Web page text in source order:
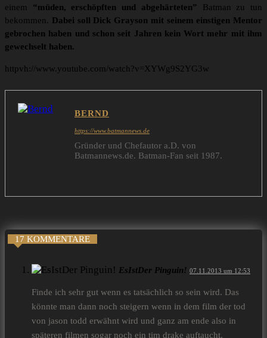
einem “müden, erschöpften und abgehärteten” Batman zu tun
bekommen. Dabei soll Dick Grayson mit seinem einstigen Mentor
gebrochen haben und schon seit Jahren kein Wort mehr mit ihm
gewechselt haben.
httpvh://www.youtube.com/watch?v=XYWg9S2YG3w
BERND
https://www.batmannews.de
Gründer und Chefautor a.D. von
Batmannews.de. Batman-Fan seit 1987.
17 KOMMENTARE
EsIstDer Pinguin! 07.11.2013 um 12:53
Finde ich sehr gut wenn es tatsächlich so sein wird. Das
könnte man dann noch steigern wenn in dem film der tod
von jason todd erwähnt wird und ganz am ende also in
späteren filmen sogar noch ein tim drake auftaucht.